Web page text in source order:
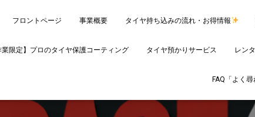
フロントページ 事業概要 タイヤ持ち込みの流れ・お得情報
業限定】プロのタイヤ保護コーティング タイヤ預かりサービス レン
FAQ「よく尋